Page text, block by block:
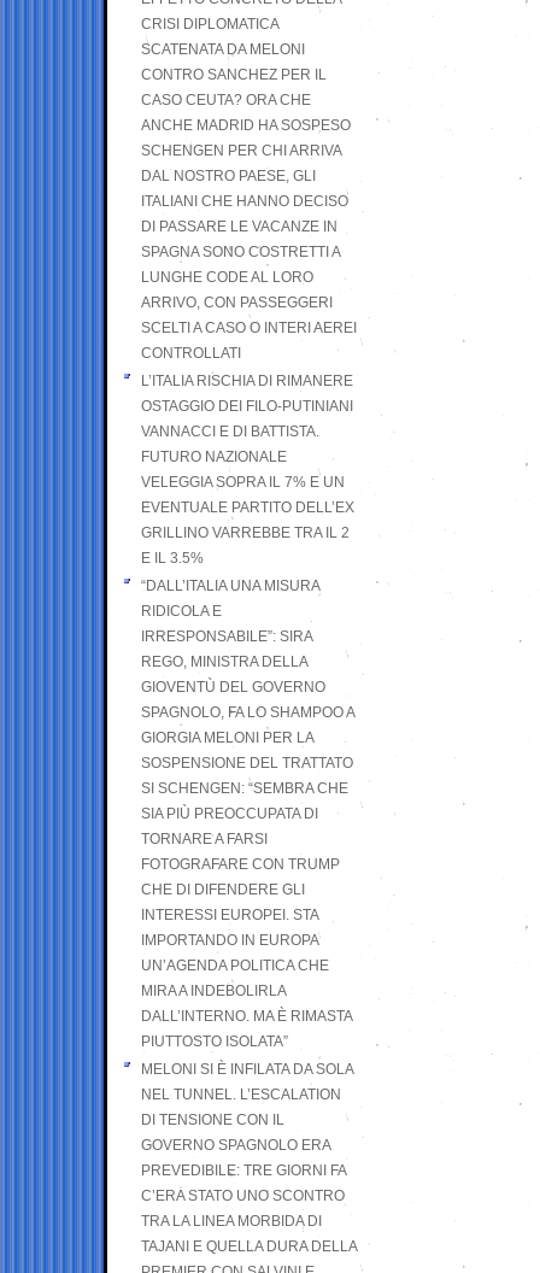
CRISI DIPLOMATICA
SCATENATA DA MELONI
CONTRO SANCHEZ PER IL
CASO CEUTA? ORA CHE
ANCHE MADRID HA SOSPESO
SCHENGEN PER CHI ARRIVA
DAL NOSTRO PAESE, GLI
ITALIANI CHE HANNO DECISO
DI PASSARE LE VACANZE IN
SPAGNA SONO COSTRETTI A
LUNGHE CODE AL LORO
ARRIVO, CON PASSEGGERI
SCELTI A CASO O INTERI AEREI
CONTROLLATI
L’ITALIA RISCHIA DI RIMANERE
OSTAGGIO DEI FILO-PUTINIANI
VANNACCI E DI BATTISTA.
FUTURO NAZIONALE
VELEGGIA SOPRA IL 7% E UN
EVENTUALE PARTITO DELL’EX
GRILLINO VARREBBE TRA IL 2
E IL 3.5%
“DALL’ITALIA UNA MISURA
RIDICOLA E
IRRESPONSABILE”: SIRA
REGO, MINISTRA DELLA
GIOVENTÙ DEL GOVERNO
SPAGNOLO, FA LO SHAMPOO A
GIORGIA MELONI PER LA
SOSPENSIONE DEL TRATTATO
SI SCHENGEN: “SEMBRA CHE
SIA PIÙ PREOCCUPATA DI
TORNARE A FARSI
FOTOGRAFARE CON TRUMP
CHE DI DIFENDERE GLI
INTERESSI EUROPEI. STA
IMPORTANDO IN EUROPA
UN’AGENDA POLITICA CHE
MIRA A INDEBOLIRLA
DALL’INTERNO. MA È RIMASTA
PIUTTOSTO ISOLATA”
MELONI SI È INFILATA DA SOLA
NEL TUNNEL. L’ESCALATION
DI TENSIONE CON IL
GOVERNO SPAGNOLO ERA
PREVEDIBILE: TRE GIORNI FA
C’ERA STATO UNO SCONTRO
TRA LA LINEA MORBIDA DI
TAJANI E QUELLA DURA DELLA